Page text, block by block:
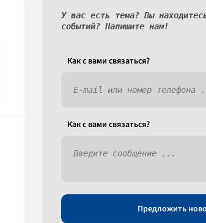
У вас есть тема? Вы
событий? Напишите нам!
Как c вами связаться?
Как c вами связаться?
Предложить